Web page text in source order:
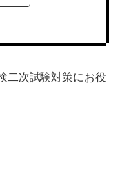
二次試験対策にお役